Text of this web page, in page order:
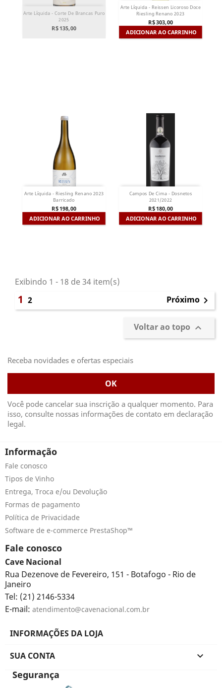
Arte Líquida - Corte De Brancas Puro
2025
R$ 135,00
Arte Líquida - Reissen Licoroso Doce
Riesling Renano 2023
R$ 303,00
ADICIONAR AO CARRINHO
Arte Líquida - Riesling Renano 2023
Barricado
R$ 198,00
ADICIONAR AO CARRINHO
Campos De Cima - Dosnetos
2021/2022
R$ 180,00
ADICIONAR AO CARRINHO
Exibindo 1 - 18 de 34 item(s)
1 2 Próximo 
Voltar ao topo 
Receba novidades e ofertas especiais
Você pode cancelar sua inscrição a qualquer momento. Para
isso, consulte nossas informações de contato em declaração
legal.
Informação
Fale conosco
Tipos de Vinho
Entrega, Troca e/ou Devolução
Formas de pagamento
Política de Privacidade
Software de e-commerce PrestaShop™
Fale conosco
Cave Nacional
Rua Dezenove de Fevereiro, 151 - Botafogo - Rio de
Janeiro
Tel: (21) 2146-5334
E-mail: atendimento@cavenacional.com.br
INFORMAÇÕES DA LOJA
SUA CONTA

Segurança